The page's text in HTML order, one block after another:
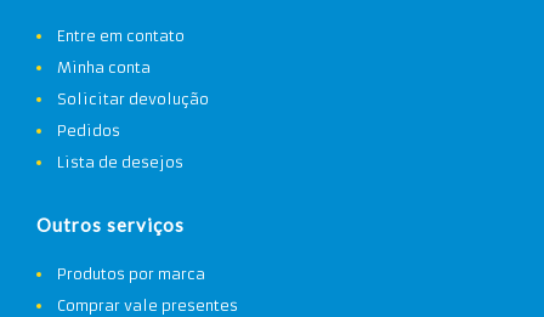
Entre em contato
Minha conta
Solicitar devolução
Pedidos
Lista de desejos
Outros serviços
Produtos por marca
Comprar vale presentes